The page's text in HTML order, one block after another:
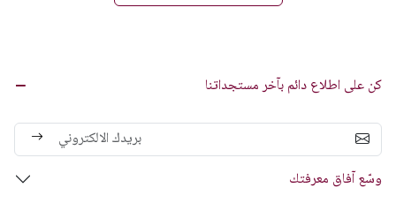
كن على اطلاع دائم بآخر مستجداتنا
وسّع آفاق معرفتك